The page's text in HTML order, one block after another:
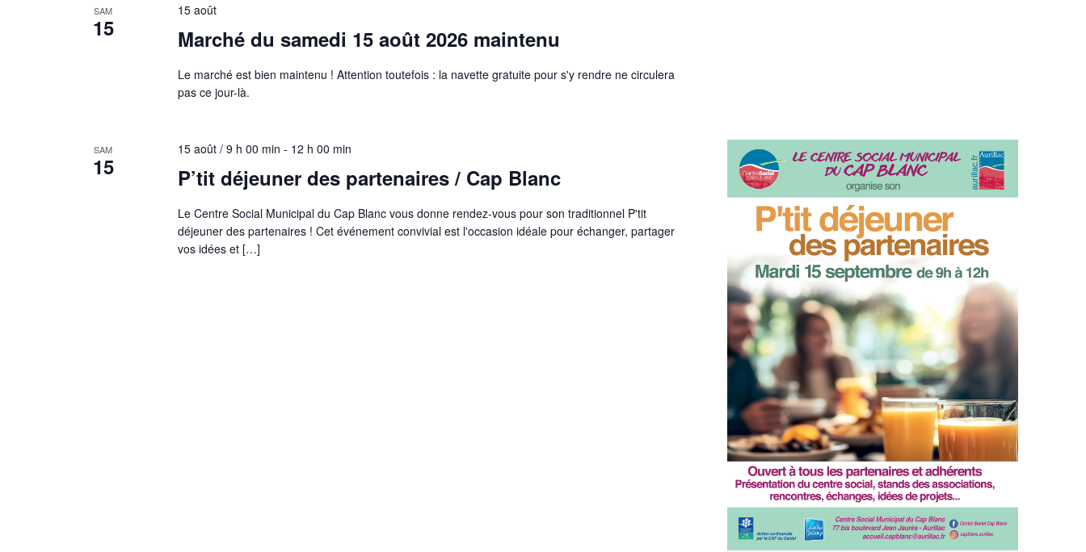
SAM
15 Marché du samedi 15 août 2026 maintenu
15 août
Le marché est bien maintenu ! Attention toutefois : la navette gratuite pour s'y rendre ne circulera
pas ce jour-là.
SAM
15 P’tit déjeuner des partenaires / Cap Blanc
15 août / 9 h 00 min - 12 h 00 min
Le Centre Social Municipal du Cap Blanc vous donne rendez-vous pour son traditionnel P'tit
déjeuner des partenaires ! Cet événement convivial est l'occasion idéale pour échanger, partager
vos idées et […]